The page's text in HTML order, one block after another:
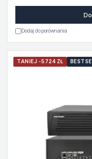
Dodaj do porównania
TANIEJ -5724 ZŁ